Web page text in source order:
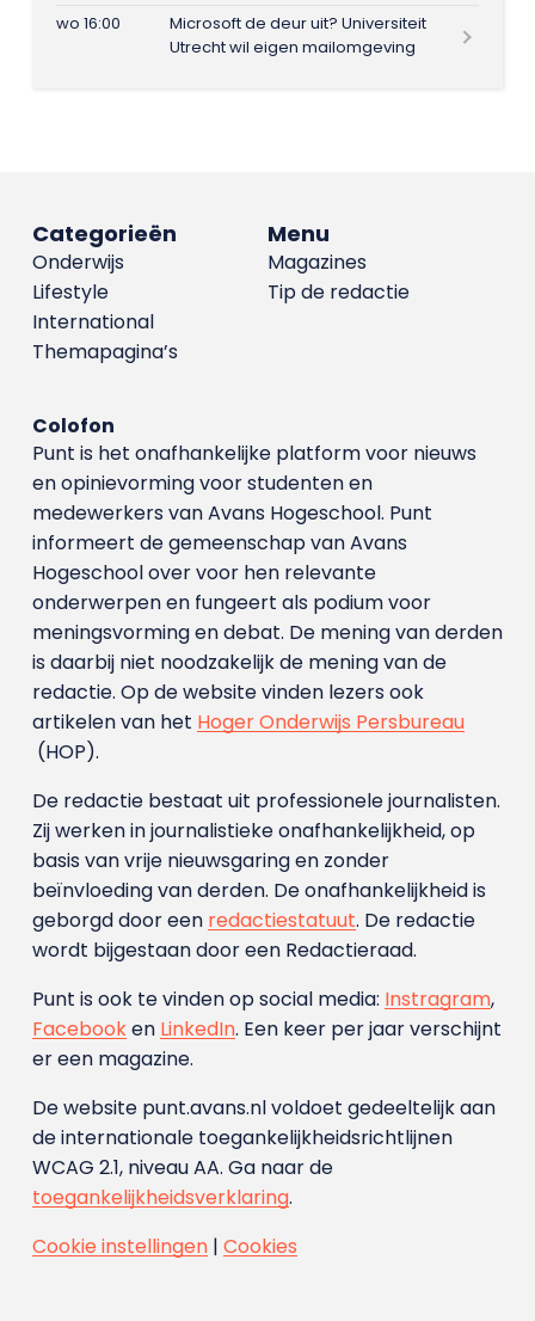
wo 16:00
Microsoft de deur uit? Universiteit
Utrecht wil eigen mailomgeving
Menu
Magazines
Tip de redactie
Categorieën
Onderwijs
Lifestyle
International
Themapagina’s
Colofon
Punt is het onafhankelijke platform voor nieuws
en opinievorming voor studenten en
medewerkers van Avans Hoge­school. Punt
informeert de gemeenschap van Avans
Hogeschool over voor hen relevante
onderwerpen en fungeert als podium voor
meningsvorming en debat. De mening van derden
is daarbij niet noodzakelijk de mening van de
redactie. Op de website vinden lezers ook
artikelen van het Hoger Onderwijs Persbureau
(HOP).
De redactie bestaat uit professionele journalisten.
Zij werken in journalistieke onafhankelijkheid, op
basis van vrije nieuwsgaring en zonder
beïnvloeding van derden. De onafhankelijkheid is
geborgd door een redactiestatuut. De redactie
wordt bijgestaan door een Redactieraad.
Punt is ook te vinden op social media: Instragram,
Facebooken LinkedIn. Een keer per jaar verschijnt
er een magazine.
De website punt.avans.nl voldoet gedeeltelijk aan
de internationale toegankelijkheidsrichtlijnen
WCAG 2.1, niveau AA. Ga naar de
toegankelijkheidsverklaring.
Cookie instellingen| Cookies